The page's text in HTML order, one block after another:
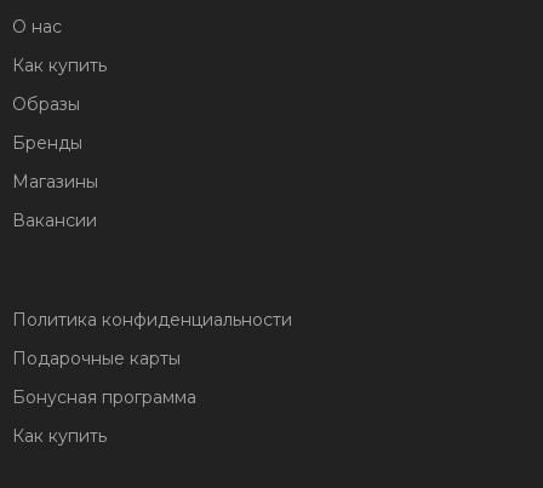
О нас
Как купить
Образы
Бренды
Магазины
Вакансии
Политика конфиденциальности
Подарочные карты
Бонусная программа
Как купить